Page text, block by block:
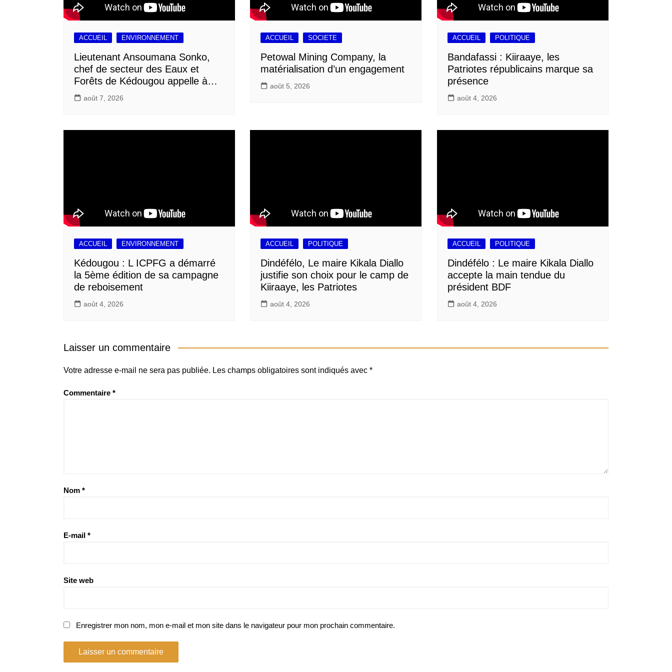
ACCUEIL ENVIRONNEMENT
Lieutenant Ansoumana Sonko,
chef de secteur des Eaux et
Forêts de Kédougou appelle à…
août 7, 2026
ACCUEIL SOCIETE
Petowal Mining Company, la
matérialisation d’un engagement
août 5, 2026
ACCUEIL POLITIQUE
Bandafassi : Kiiraaye, les
Patriotes républicains marque sa
présence
août 4, 2026
ACCUEIL ENVIRONNEMENT
Kédougou : L ICPFG a démarré
la 5ème édition de sa campagne
de reboisement
août 4, 2026
ACCUEIL POLITIQUE
Dindéfélo, Le maire Kikala Diallo
justifie son choix pour le camp de
Kiiraaye, les Patriotes
août 4, 2026
ACCUEIL POLITIQUE
Dindéfélo : Le maire Kikala Diallo
accepte la main tendue du
président BDF
août 4, 2026
Laisser un commentaire
Votre adresse e-mail ne sera pas publiée. Les champs obligatoires sont indiqués avec *
Commentaire *
Nom *
E-mail *
Site web
Enregistrer mon nom, mon e-mail et mon site dans le navigateur pour mon prochain commentaire.